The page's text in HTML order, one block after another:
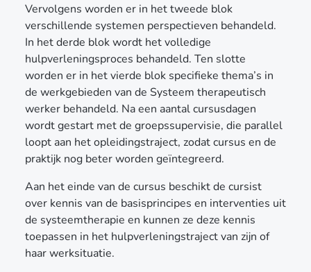
Vervolgens worden er in het tweede blok
verschillende systemen perspectieven behandeld.
In het derde blok wordt het volledige
hulpverleningsproces behandeld. Ten slotte
worden er in het vierde blok specifieke thema’s in
de werkgebieden van de Systeem therapeutisch
werker behandeld. Na een aantal cursusdagen
wordt gestart met de groepssupervisie, die parallel
loopt aan het opleidingstraject, zodat cursus en de
praktijk nog beter worden geïntegreerd.
Aan het einde van de cursus beschikt de cursist
over kennis van de basisprincipes en interventies uit
de systeemtherapie en kunnen ze deze kennis
toepassen in het hulpverleningstraject van zijn of
haar werksituatie.